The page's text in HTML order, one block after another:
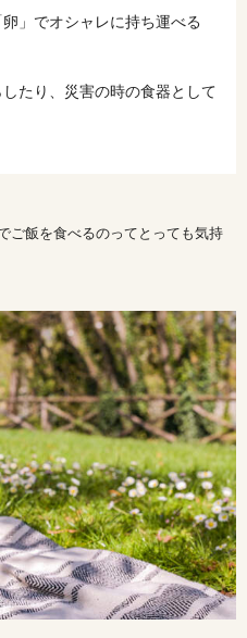
」でオシャレに持ち運べる
たり、災害の時の食器として
ご飯を食べるのってとっても気持